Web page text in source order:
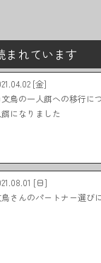
まれています
[金]
文鳥の一人餌への移行に
餌になりました
[日]
鳥さんのパートナー選び